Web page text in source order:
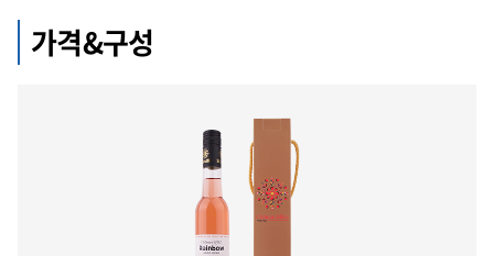
가격&구성